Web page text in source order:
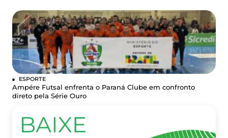
ESPORTE
Ampére Futsal enfrenta o Paraná Clube em confronto
direto pela Série Ouro